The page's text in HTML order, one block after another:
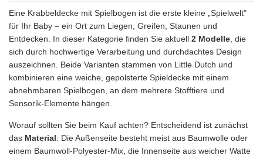
Eine Krabbeldecke mit Spielbogen ist die erste kleine „Spielwelt"
für Ihr Baby – ein Ort zum Liegen, Greifen, Staunen und
Entdecken. In dieser Kategorie finden Sie aktuell 2 Modelle , die
sich durch hochwertige Verarbeitung und durchdachtes Design
auszeichnen. Beide Varianten stammen von Little Dutch und
kombinieren eine weiche, gepolsterte Spieldecke mit einem
abnehmbaren Spielbogen, an dem mehrere Stofftiere und
Sensorik-Elemente hängen.
Worauf sollten Sie beim Kauf achten? Entscheidend ist zunächst
das Material: Die Außenseite besteht meist aus Baumwolle oder
einem Baumwoll-Polyester-Mix, die Innenseite aus weicher Watte